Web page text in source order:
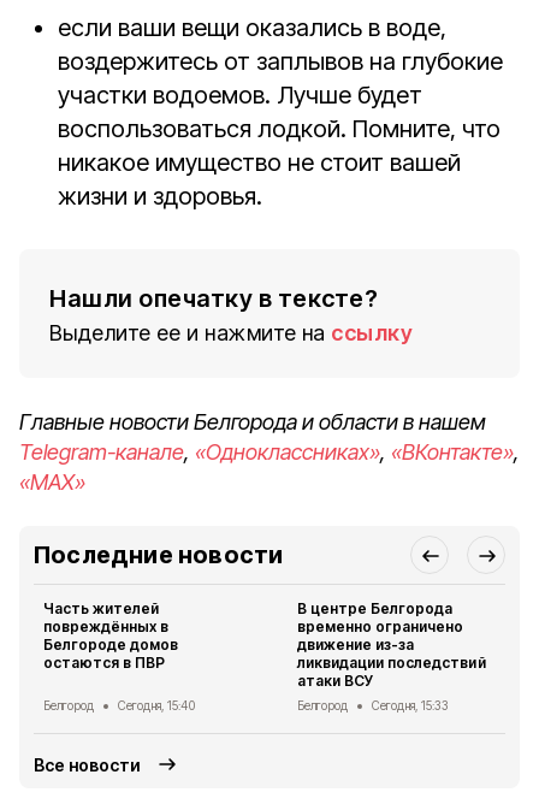
если ваши вещи оказались в воде,
воздержитесь от заплывов на глубокие
участки водоемов. Лучше будет
воспользоваться лодкой. Помните, что
никакое имущество не стоит вашей
жизни и здоровья.
Нашли опечатку в тексте?
Выделите ее и нажмите на ссылку
Главные новости Белгорода и области в нашем
Telegram-канале, «Одноклассниках», «ВКонтакте»,
«MAX»
Последние новости
Часть жителей
повреждённых в
Белгороде домов
остаются в ПВР
Белгород Сегодня, 15:40
В центре Белгорода
временно ограничено
движение из-за
ликвидации последствий
атаки ВСУ
Белгород Сегодня, 15:33
Все новости